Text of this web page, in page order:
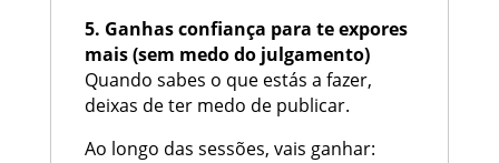
5. Ganhas confiança para te expores
mais (sem medo do julgamento)
Quando sabes o que estás a fazer,
deixas de ter medo de publicar.
Ao longo das sessões, vais ganhar: